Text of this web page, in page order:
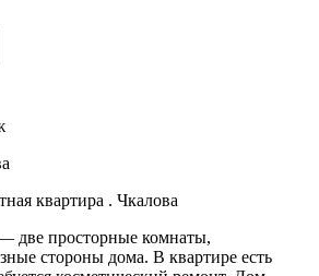
квартира . Чкалова
две просторные комнаты,
стороны дома. В квартире есть